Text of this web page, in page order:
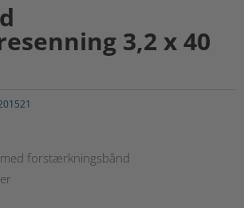
3,2 x 40
forstærkningsbånd